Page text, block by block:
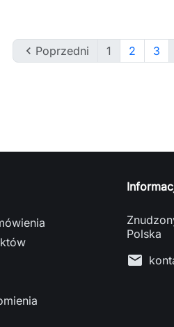
 Poprzedni 1 2 3
Polska
mail